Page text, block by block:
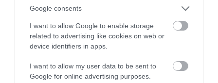
Google consents
I want to allow Google to enable storage
related to advertising like cookies on web or
device identifiers in apps.
I want to allow my user data to be sent to
Google for online advertising purposes.
Εύβοια: Τέλος στις παράνομες
χωματερές – Έρχονται πρόστιμα χωρίς
08.08.2026 | 20:20